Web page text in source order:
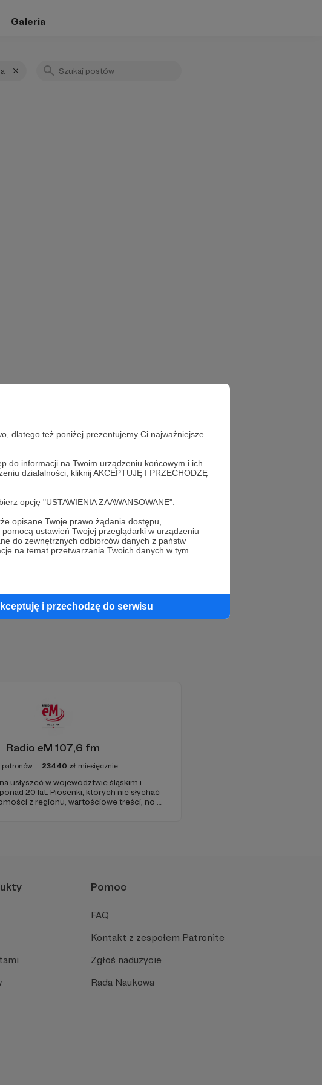
dlatego też poniżej prezentujemy Ci najważniejsze
do informacji na Twoim urządzeniu końcowym i ich
działalności, kliknij AKCEPTUJĘ I PRZECHODZĘ
opcję "USTAWIENIA ZAAWANSOWANE".
opisane Twoje prawo żądania dostępu,
ustawień Twojej przeglądarki w urządzeniu
do zewnętrznych odbiorców danych z państw
na temat przetwarzania Twoich danych w tym
i przechodzę do serwisu
Galeria
teraz!
Radio eM 107,6 fm
patronów 23440 zł miesięcznie
usłyszeć w województwie śląskim i
20 lat. Piosenki, których nie słychać
z regionu, wartościowe treści, no i
Pomoc
FAQ
Kontakt z zespołem Patronite
Zgłoś nadużycie
Rada Naukowa